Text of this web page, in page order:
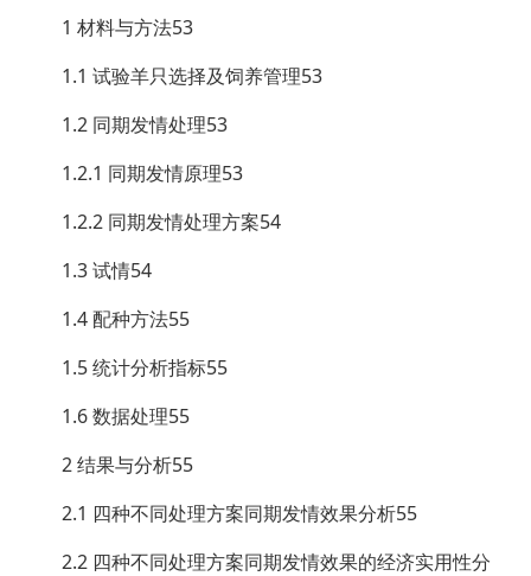
1 材料与方法53
1.1 试验羊只选择及饲养管理53
1.2 同期发情处理53
1.2.1 同期发情原理53
1.2.2 同期发情处理方案54
1.3 试情54
1.4 配种方法55
1.5 统计分析指标55
1.6 数据处理55
2 结果与分析55
2.1 四种不同处理方案同期发情效果分析55
2.2 四种不同处理方案同期发情效果的经济实用性分